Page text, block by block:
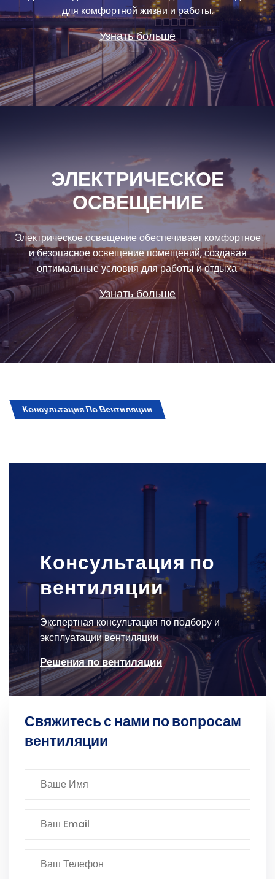
для комфортной жизни и работы.
Узнать больше
ЭЛЕКТРИЧЕСКОЕ
ОСВЕЩЕНИЕ
Электрическое освещение обеспечивает комфортное
и безопасное освещение помещений, создавая
оптимальные условия для работы и отдыха.
Узнать больше
Консультация По Вентиляции
Консультация по
вентиляции
Экспертная консультация по подбору и
эксплуатации вентиляции
Решения по вентиляции
Свяжитесь с нами по вопросам
вентиляции